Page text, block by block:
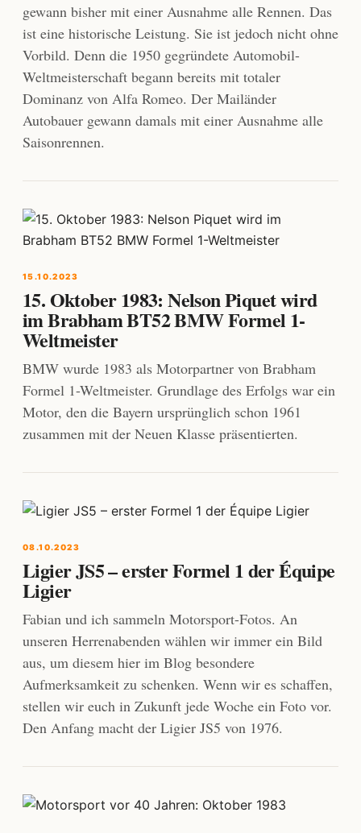
gewann bisher mit einer Ausnahme alle Rennen. Das
ist eine historische Leistung. Sie ist jedoch nicht ohne
Vorbild. Denn die 1950 gegründete Automobil-
Weltmeisterschaft begann bereits mit totaler
Dominanz von Alfa Romeo. Der Mailänder
Autobauer gewann damals mit einer Ausnahme alle
Saisonrennen.
15.10.2023
15. Oktober 1983: Nelson Piquet wird
im Brabham BT52 BMW Formel 1-
Weltmeister
BMW wurde 1983 als Motorpartner von Brabham
Formel 1-Weltmeister. Grundlage des Erfolgs war ein
Motor, den die Bayern ursprünglich schon 1961
zusammen mit der Neuen Klasse präsentierten.
08.10.2023
Ligier JS5 – erster Formel 1 der Équipe
Ligier
Fabian und ich sammeln Motorsport-Fotos. An
unseren Herrenabenden wählen wir immer ein Bild
aus, um diesem hier im Blog besondere
Aufmerksamkeit zu schenken. Wenn wir es schaffen,
stellen wir euch in Zukunft jede Woche ein Foto vor.
Den Anfang macht der Ligier JS5 von 1976.